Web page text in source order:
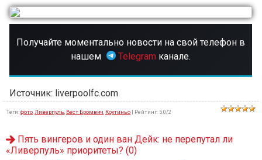
Получайте моментально новости на свой телефон в
нашем
Telegram канале.
Источник: liverpoolfc.com
Теги:фото Ливерпуль Вест Бромвич Коутиньо | Рейтинг: 5.0/2
Пять вингеров и один ван Дейк: не перепутал ли
«Ливерпуль» приоритеты? (0)